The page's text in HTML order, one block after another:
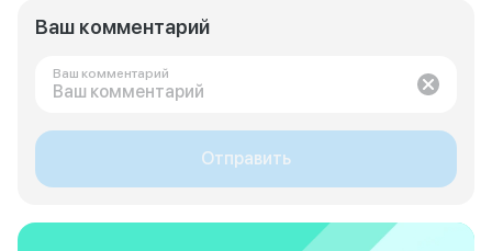
Ваш комментарий
Ваш комментарий
Отправить